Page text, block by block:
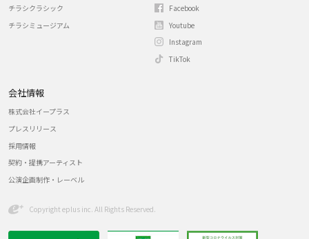
チラシクラシック
チラシミュージアム
Facebook
Youtube
Instagram
TikTok
会社情報
株式会社イープラス
プレスリリース
採用情報
契約・提携アーティスト
公演企画制作・レーベル
Copyright eplus inc. All Rights Reserved.